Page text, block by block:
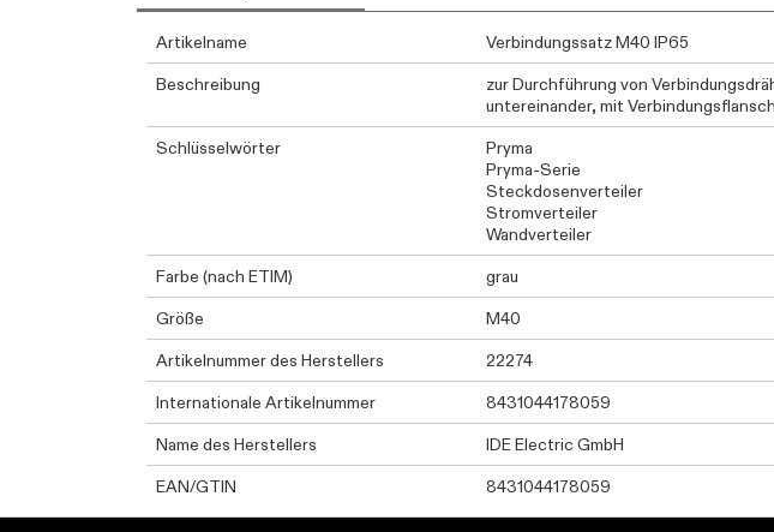
Artikelname
Verbindungssatz M40 IP65
Beschreibung
zur Durchführung von
untereinander, mit
Schlüsselwörter
Pryma
Pryma-Serie
Steckdosenverteiler
Stromverteiler
Wandverteiler
Farbe (nach ETIM)
grau
Größe
M40
Artikelnummer des Herstellers
22274
Internationale Artikelnummer
8431044178059
Name des Herstellers
IDE Electric GmbH
EAN/GTIN
8431044178059